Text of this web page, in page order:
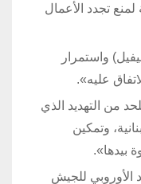
لمنع تجدد الأعمال
واستمرار
عليه».
من التهديد الذي
وتمكين
بيدها».
الأوروبي للجيش